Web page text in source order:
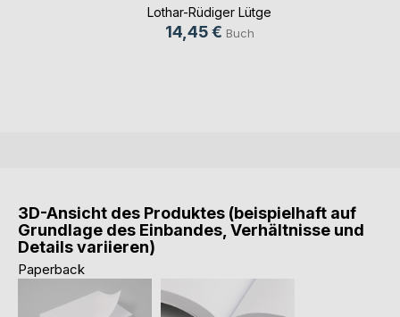
Lothar-Rüdiger Lütge
14,45 € Buch
3D-Ansicht des Produktes (beispielhaft auf
Grundlage des Einbandes, Verhältnisse und
Details variieren)
Paperback